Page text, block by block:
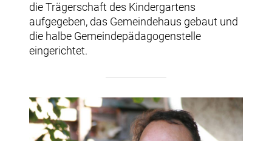
die Trägerschaft des Kindergartens
aufgegeben, das Gemeindehaus gebaut und
die halbe Gemeindepädagogenstelle
eingerichtet.